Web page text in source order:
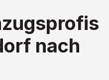
nach